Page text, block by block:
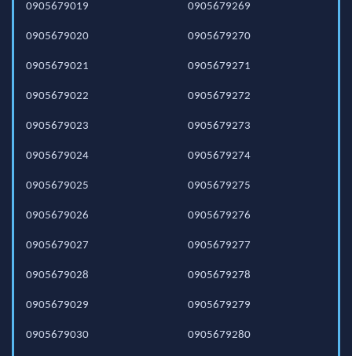
0905679019
0905679020
0905679021
0905679022
0905679023
0905679024
0905679025
0905679026
0905679027
0905679028
0905679029
0905679030
0905679269
0905679270
0905679271
0905679272
0905679273
0905679274
0905679275
0905679276
0905679277
0905679278
0905679279
0905679280